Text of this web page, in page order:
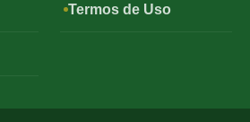
Termos de Uso